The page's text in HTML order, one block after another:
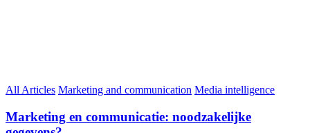
All Articles Marketing and communication Media intelligence
Marketing en communicatie: noodzakelijke